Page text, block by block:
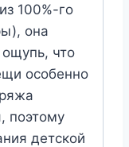
100%-го
она
что
особенно
поэтому
детской